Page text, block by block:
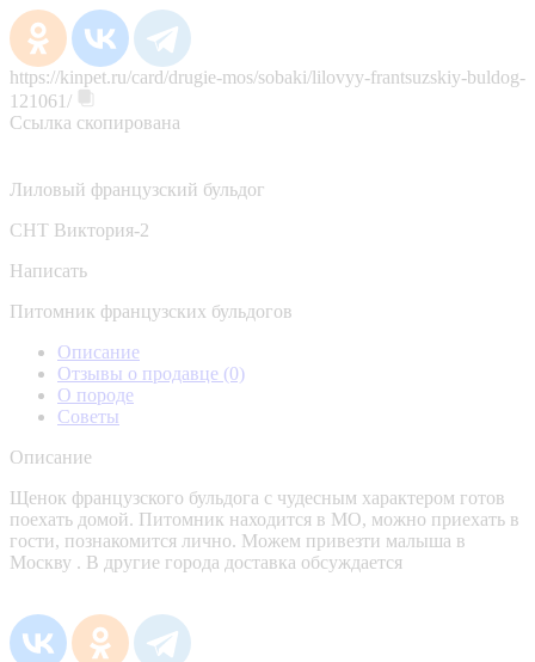
https://kinpet.ru/card/drugie-mos/sobaki/lilovyy-frantsuzskiy-buldog-
121061/
Ссылка скопирована
Лиловый французский бульдог
СНТ Виктория-2
Написать
Питомник французских бульдогов
Описание
Отзывы о продавце (0)
О породе
Советы
Описание
Щенок французского бульдога с чудесным характером готов
поехать домой. Питомник находится в МО, можно приехать в
гости, познакомится лично. Можем привезти малыша в
Москву . В другие города доставка обсуждается